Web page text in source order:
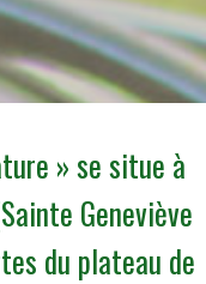
» se situe à
Geneviève
du plateau de